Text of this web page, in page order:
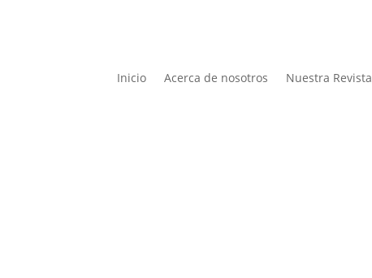
Inicio Acerca de nosotros Nuestra Revista